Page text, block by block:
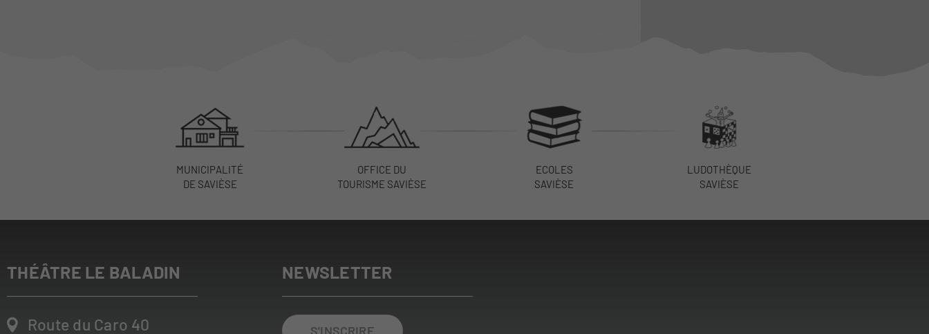
MUNICIPALITÉ
DE SAVIÈSE
OFFICE DU
TOURISME SAVIÈSE
ECOLES
SAVIÈSE
LUDOTHÈQUE
SAVIÈSE
THÉÂTRE LE BALADIN
Route du Caro 40
NEWSLETTER
S'INSCRIRE